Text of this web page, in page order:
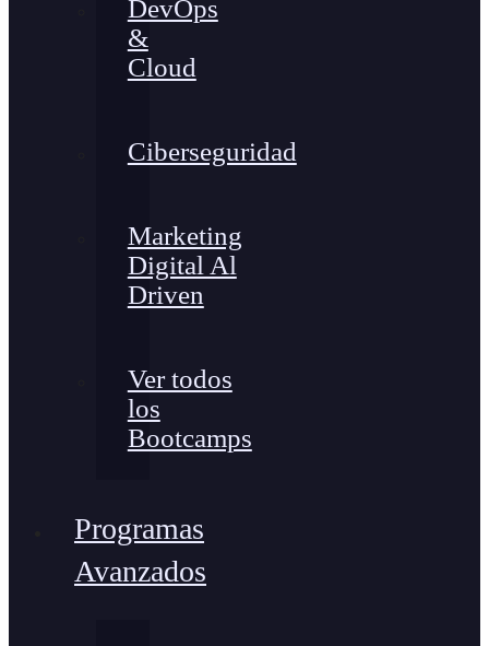
DevOps
&
Cloud
Ciberseguridad
Marketing
Digital Al
Driven
Ver todos
los
Bootcamps
Programas
Avanzados